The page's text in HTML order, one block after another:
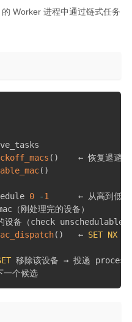
的 Worker 进程中通过链式任务
( )
← 恢复退避到
( )
0 -1
← 从高到低遍
（刚处理完的设备）
设备（check
( )
   ←
SET NX 加
移除该设备 → 投递
个候选